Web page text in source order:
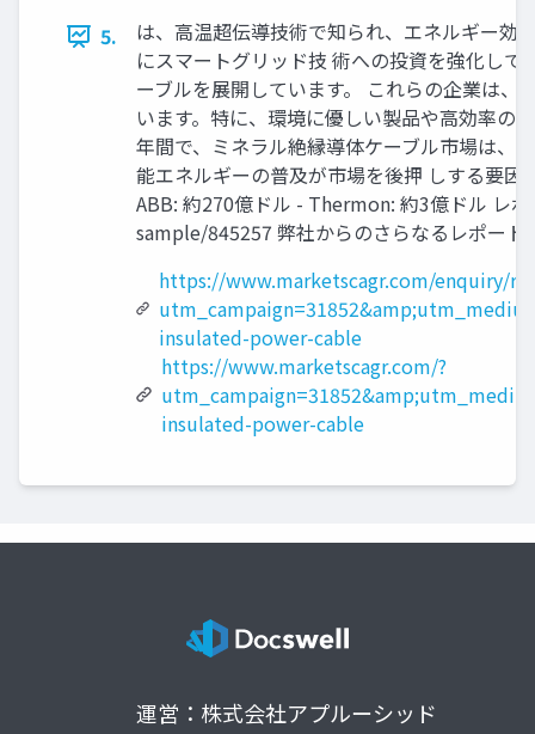
5.
は、高温超伝導技術で知られ、エネルギー効
にスマートグリッド技 術への投資を強化し
ーブルを展開しています。 これらの企業は
います。特に、環境に優しい製品や高効率の
年間で、ミネラル絶縁導体ケーブル市場は、
能エネルギーの普及が市場を後押 しする要
ABB: 約270億ドル - Thermon: 約3億ドル レ
sample/845257 弊社からのさらなるレポー
https://www.marketscagr.com/enquiry/
insulated-power-cable
https://www.marketscagr.com/?
insulated-power-cable
運営：株式会社アプルーシッド